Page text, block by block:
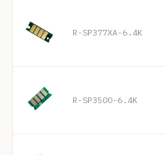
R-SP377XA-6.4K
R-SP3500-6.4K